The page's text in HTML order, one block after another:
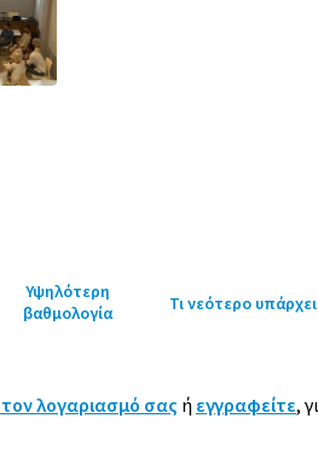
Υψηλότερη
βαθμολογία
Τι νεότερο
λογαριασμό σας ή εγγραφείτε,